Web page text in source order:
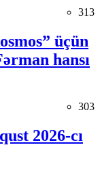
313
üçün
hansı
303
2026-cı